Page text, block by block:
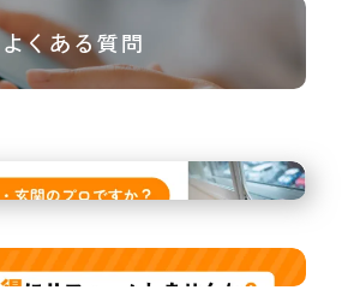
よくある質問